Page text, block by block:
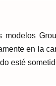
modelos
mente en la
esté